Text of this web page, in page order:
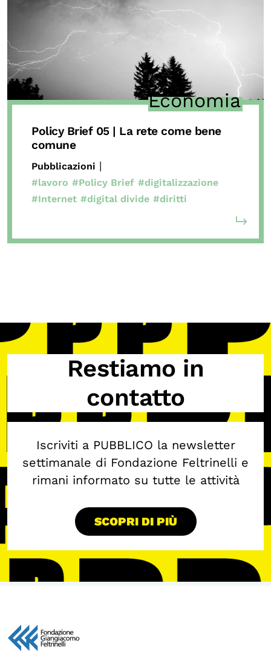
Chi siamo
Archivio
Archivi del presente
Biblioteca
Osservatori di ricerca
Progetti Nazionali
Pubblicazioni
Podcast
OLTRE LA SCUOLA
Attività per bambine e bambini
Programmi per le scuole
Classici del Pensiero Politico
Master e Executive Program
Economia
Policy Brief 05 | La rete come bene
comune
Pubblicazioni |
#lavoro #Policy Brief #digitalizzazione
#Internet #digital divide #diritti
Restiamo in
contatto
Iscriviti a PUBBLICO la newsletter
settimanale di Fondazione Feltrinelli e
rimani informato su tutte le attività
SCOPRI DI PIÙ